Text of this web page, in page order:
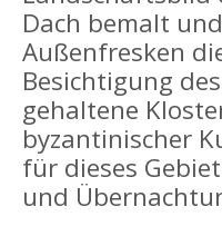
Dach bemalt
Außenfresken
Besichtigung
gehaltene
byzantinischer
für dieses
und